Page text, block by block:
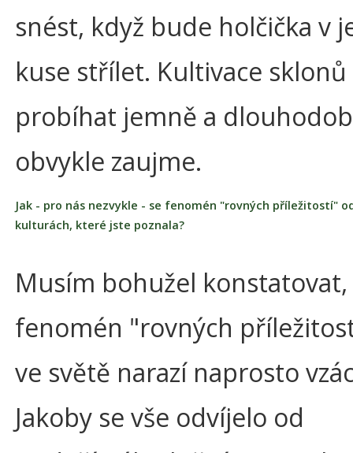
snést, když bude holčička v
kuse střílet. Kultivace
probíhat jemně a
obvykle zaujme.
Jak - pro nás nezvykle - se fenomén "rovných příležitostí"
kulturách, které jste poznala?
Musím bohužel konstatovat,
fenomén "rovných
ve světě narazí naprosto
Jakoby se vše odvíjelo od